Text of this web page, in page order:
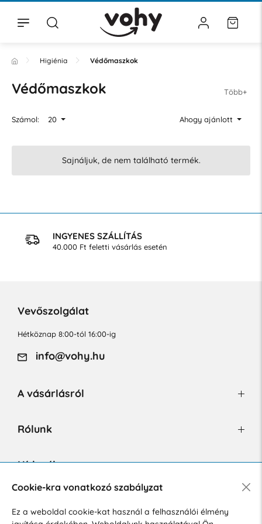
Higiénia Védőmaszkok
Védőmaszkok Több+
Számol: 20 Ahogy ajánlott
Sajnáljuk, de nem található termék.
INGYENES SZÁLLÍTÁS
40.000 Ft feletti vásárlás esetén
Vevőszolgálat
Hétköznap 8:00-tól 16:00-ig
info@vohy.hu
A vásárlásról
Rólunk
Hírlevél
Hozzájárulok a személyes adatok marketing célú kezeléséhez.
Cookie-kra vonatkozó szabályzat
Ez a weboldal cookie-kat használ a felhasználói élmény